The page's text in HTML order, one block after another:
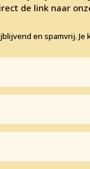
de link naar
en spamvrij.